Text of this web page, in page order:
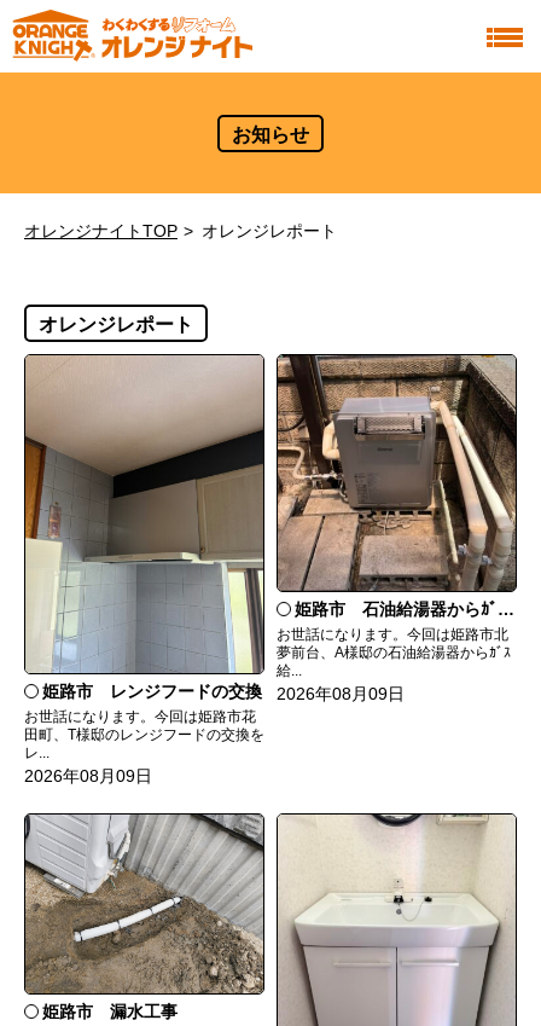
お知らせ
オレンジナイトTOP オレンジレポート
オレンジレポート
姫路市 レンジフードの交換
お世話になります。今回は姫路市花
田町、T様邸のレンジフードの交換を
レ...
2026年08月09日
姫路市 石油給湯器からｶﾞｽ給湯器へ取替
お世話になります。今回は姫路市北
夢前台、A様邸の石油給湯器からｶﾞｽ
給...
2026年08月09日
姫路市 漏水工事